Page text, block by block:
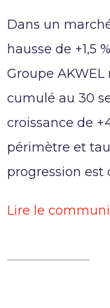
Témoignages
Offres d’emploi
Candidatures
01410
Tel
AKWEL GEBZE
AKWEL BURSA
Dans un
hausse de +1,5
Groupe AKWEL
cumulé au 30
croissance de
périmètre et
progression est
Lire le